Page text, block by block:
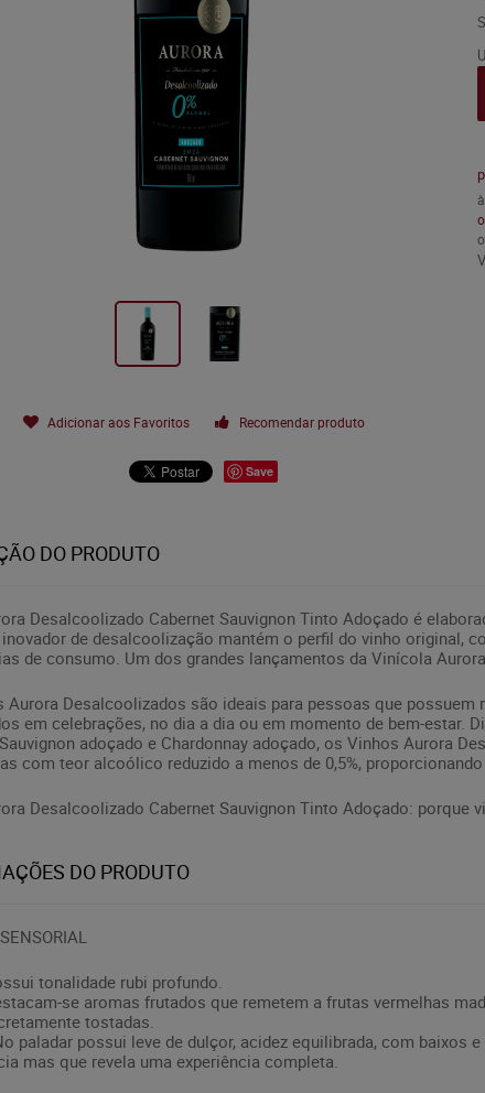
Adicionar aos Favoritos Recomendar produto
Save
DO PRODUTO
Desalcoolizado Cabernet Sauvignon Tinto Adoçado é
de desalcoolização mantém o perfil do vinho original,
de consumo. Um dos grandes lançamentos da Vinícola
Aurora Desalcoolizados são ideais para pessoas que
em celebrações, no dia a dia ou em momento de bem-estar.
adoçado e Chardonnay adoçado, os Vinhos Aurora
com teor alcoólico reduzido a menos de 0,5%,
Desalcoolizado Cabernet Sauvignon Tinto Adoçado: porque
DO PRODUTO
tonalidade rubi profundo.
se aromas frutados que remetem a frutas vermelhas
tostadas.
paladar possui leve de dulçor, acidez equilibrada, com
mas que revela uma experiência completa.